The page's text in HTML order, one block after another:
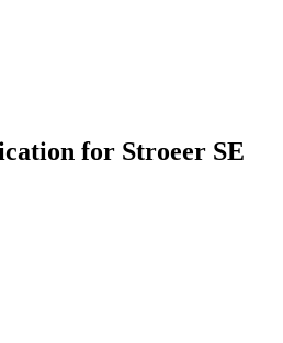
for Stroeer SE